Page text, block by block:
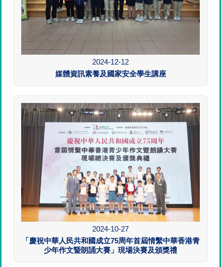
2024-12-12
媒體資訊素養及國家安全學生講座
2024-10-27
「慶祝中華人民共和國成立75周年首屆情繫中華香港青
少年作文暨朗誦大賽」現場決賽及頒獎禮